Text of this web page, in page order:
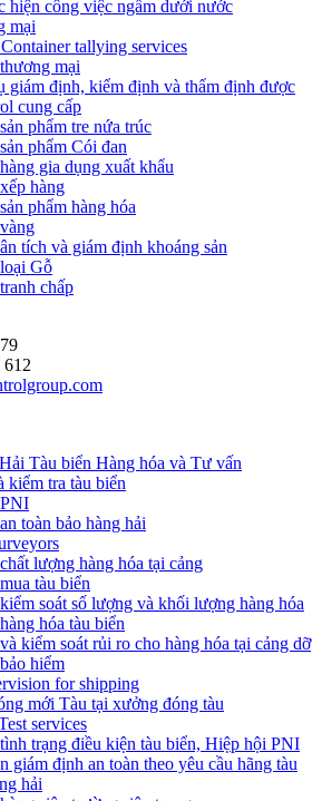
hiện công việc ngầm dưới nước
mại
tallying services
mại
giám định, kiểm định và thẩm định được
cung cấp
phẩm tre nứa trúc
phẩm Cói đan
gia dụng xuất khẩu
hàng
phẩm hàng hóa
tích và giám định khoáng sản
Gỗ
chấp
612
Tàu biển Hàng hóa và Tư vấn
kiểm tra tàu biển
toàn bảo hàng hải
lượng hàng hóa tại cảng
tàu biển
soát số lượng và khối lượng hàng hóa
hóa tàu biển
kiểm soát rủi ro cho hàng hóa tại cảng dỡ
hiểm
for shipping
mới Tàu tại xưởng đóng tàu
services
trạng điều kiện tàu biển, Hiệp hội PNI
giám định an toàn theo yêu cầu hãng tàu
hải